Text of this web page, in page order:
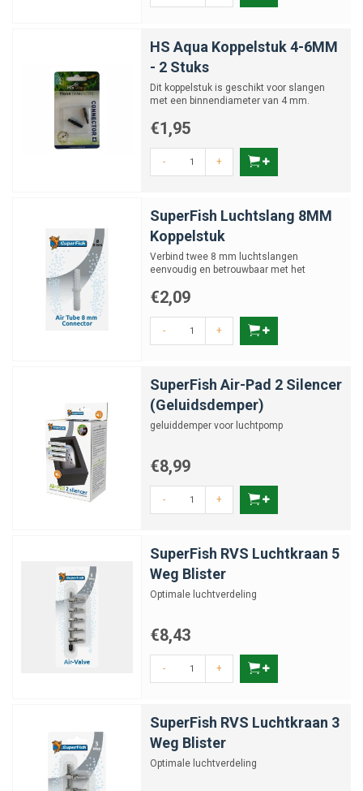
HS Aqua Koppelstuk 4-6MM
- 2 Stuks
Dit koppelstuk is geschikt voor slangen
met een binnendiameter van 4 mm.
€1,95
- +
SuperFish Luchtslang 8MM
Koppelstuk
Verbind twee 8 mm luchtslangen
eenvoudig en betrouwbaar met het
€2,09
- +
SuperFish Air-Pad 2 Silencer
(Geluidsdemper)
geluiddemper voor luchtpomp
€8,99
- +
SuperFish RVS Luchtkraan 5
Weg Blister
Optimale luchtverdeling
€8,43
- +
SuperFish RVS Luchtkraan 3
Weg Blister
Optimale luchtverdeling